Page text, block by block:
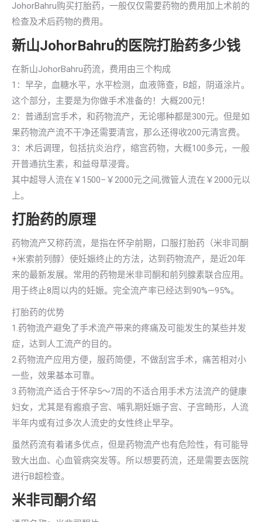
JohorBahru购买打胎药，一般仅仅需要药物的费用加上术前的
检查及术后药物的费用。
新山JohorBahru的医院打胎药多少钱
在新山JohorBahru药流，费用由三个构成
1：早孕，血糖水平，水平检测，血液筛查，B超，阴道涂片。
这个部分，主要是为你做手术准备的！大概200元！
2：普通刮宫手术，和药物流产，无论哪种都是300元。但是如
果药物流产流不干净还需要清宫，那么还得收200元清宫费。
3：术后调理，包括抗炎治疗，缩宫药物，大概100多元，一般
开普通抗生素，和益母草浸膏。
其中超导人流在￥1500–￥2000元之间,微管人流在￥2000元以
上。
打胎药的原理
药物流产又称药流，是指在怀孕前期，口服打胎药（米非司酮
+米索前列醇）使妊娠终止的方法，达到药物流产，是近20年
来的最新发展。常用的药物是米非司酮和前列腺素联合应用。
用于终止8周以内的妊娠。完全流产率已经达到90%—95%。
打胎药的优势
1.药物流产避免了手术流产带来的疼痛及可能发生的某些并发
症，达到人工流产的目的。
2.药物流产应用方便，服药简便，不做刮宫手术，痛苦相对小
一些，效果基本可靠。
3.药物流产适合于怀孕5～7周的不适合用手术方法流产的健康
妇女，尤其是有瘢痕子宫、哺乳期妊娠子宫、子宫畸形，人流
半年内或有过多次人流史的女性终止早孕。
虽然药流有着诸多优点，但是药物流产也有危险性，有可能导
致大出血、心血管病突发等。所以想要药流，还是需要去医院
进行B超检查。
米非司酮介绍